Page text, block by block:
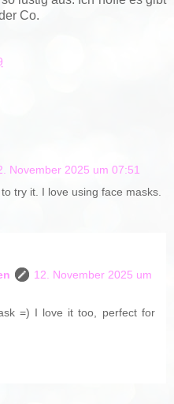
Co.
November 2025 um 07:51
try it. I love using face masks.
12. November 2025 um
=) I love it too, perfect for